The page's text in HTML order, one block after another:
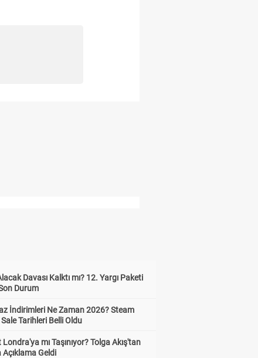
Davası Kalktı mı? 12. Yargı Paketi
Durum
İndirimleri Ne Zaman 2026? Steam
Tarihleri Belli Oldu
mı Taşınıyor? Tolga Akış'tan
Geldi